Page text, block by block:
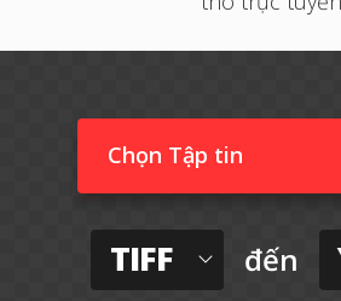
Chọn Tập tin
TIFF đến